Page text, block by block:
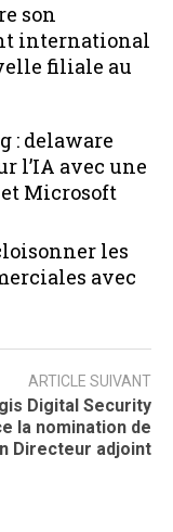
son
international
filiale au
: delaware
l’IA avec une
Microsoft
les
avec
ARTICLE SUIVANT
Digital Security
la nomination de
Directeur adjoint